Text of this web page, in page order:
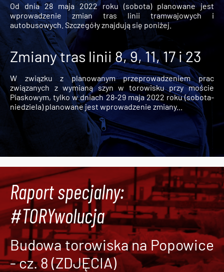
Od dnia 28 maja 2022 roku (sobota) planowane jest
wprowadzenie zmian tras linii tramwajowych i
autobusowych. Szczegóły znajdują się poniżej.
Zmiany tras linii 8, 9, 11, 17 i 23
W związku z planowanym przeprowadzeniem prac
związanych z wymianą szyn w torowisku przy moście
Piaskowym, tylko w dniach 28-29 maja 2022 roku (sobota-
niedziela) planowane jest wprowadzenie zmiany...
Raport specjalny:
#TORYwolucja
Budowa torowiska na Popowice
- cz. 8 (ZDJĘCIA)